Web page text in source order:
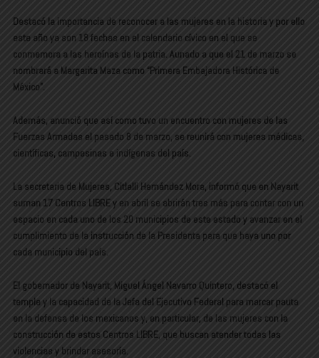
Destacó la importancia de reconocer a las mujeres en la historia y por ello
este año ya son 18 fechas en el calendario cívico en el que se
conmemora a las heroínas de la patria. Aunado a que el 21 de marzo se
nombrará a Margarita Maza como “Primera Embajadora Histórica de
México”.
Además, anunció que así como tuvo un encuentro con mujeres de las
Fuerzas Armadas el pasado 8 de marzo, se reunirá con mujeres médicas,
científicas, campesinas e indígenas del país.
La secretaria de Mujeres, Citlalli Hernández Mora, informó que en Nayarit
suman 17 Centros LIBRE y en abril se abrirán tres más para contar con un
espacio en cada uno de los 20 municipios de este estado y avanzar en el
cumplimiento de la instrucción de la Presidenta para que haya uno por
cada municipio del país.
El gobernador de Nayarit, Miguel Ángel Navarro Quintero, destacó el
temple y la capacidad de la Jefa del Ejecutivo Federal para marcar pauta
en la defensa de los mexicanos y, en particular, de las mujeres con la
construcción de estos Centros LIBRE, que buscan atender todas las
violencias y brindar asesoría.